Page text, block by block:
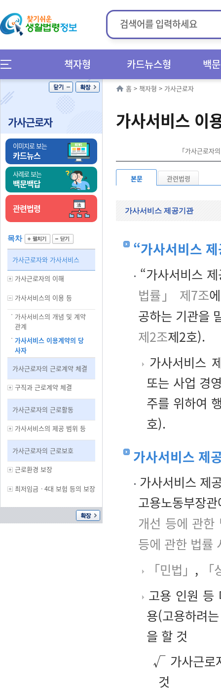
책자형 카드뉴스형 백
가사근로자
이미지로 보는
카드뉴스
사례로 보는
백문백답
관련법령
목차
가사근로자와 가사서비스
가사근로자의 이해
가사서비스의 이용 등
가사서비스의 개념 및 계약
관계
가사서비스 이용계약의 당
사자
가사근로자의 근로계약 체결
구직과 근로계약 체결
가사근로자의 근로활동
가사서비스의 제공 범위 등
가사근로자의 근로보호
근로환경 보장
최저임금ㆍ4대 보험 등의 보장
홈 > 책자형 > 가사근로자
가사서비스 이
「가사근로자
본문 관련법령
가사서비스 제공기관
“가사서비스
“가사서비스
법률」 제7조
공하는 기관을
제2조제2호).
가사서비스
또는 사업 경
주를 위하여
호).
가사서비스 제
가사서비스 제
고용노동부장
개선 등에 관
등에 관한 법률
「민법」 ,
고용 인원 등
용(고용하려
을 할 것
√ 가사근로
것